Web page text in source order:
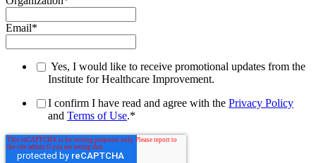
Email*
Yes, I would like to receive promotional updates from the
Institute for Healthcare Improvement.
I confirm I have read and agree with the Privacy Policy
and Terms of Use.*